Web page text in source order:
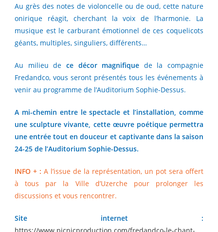
Au grès des notes de violoncelle ou de oud, cette nature
onirique réagit, cherchant la voix de l’harmonie. La
musique est le carburant émotionnel de ces coquelicots
géants, multiples, singuliers, différents…
Au milieu de ce décor magnifique de la compagnie
Fredandco, vous seront présentés tous les événements à
venir au programme de l’Auditorium Sophie-Dessus.
A mi-chemin entre le spectacle et l’installation, comme
une sculpture vivante, cette œuvre poétique permettra
une entrée tout en douceur et captivante dans la saison
24-25 de l’Auditorium Sophie-Dessus.
INFO + : A l’issue de la représentation, un pot sera offert
à tous par la Ville d’Uzerche pour prolonger les
discussions et vous rencontrer.
Site internet :